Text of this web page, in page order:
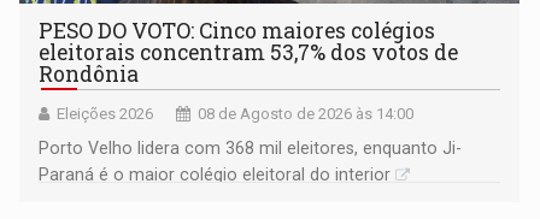
PESO DO VOTO: Cinco maiores colégios
eleitorais concentram 53,7% dos votos de
Rondônia
Eleições 2026 08 de Agosto de 2026 às 14:00
Porto Velho lidera com 368 mil eleitores, enquanto Ji-
Paraná é o maior colégio eleitoral do interior